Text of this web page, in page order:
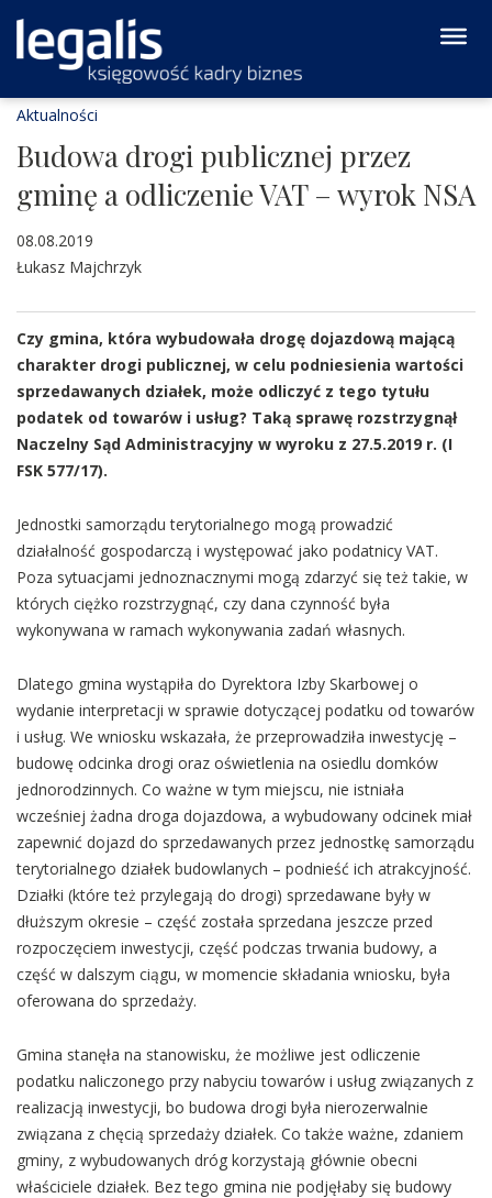
Aktualności
Budowa drogi publicznej przez
gminę a odliczenie VAT – wyrok NSA
08.08.2019
Łukasz Majchrzyk
Czy gmina, która wybudowała drogę dojazdową mającą
charakter drogi publicznej, w celu podniesienia wartości
sprzedawanych działek, może odliczyć z tego tytułu
podatek od towarów i usług? Taką sprawę rozstrzygnął
Naczelny Sąd Administracyjny w wyroku z 27.5.2019 r. (I
FSK 577/17).
Jednostki samorządu terytorialnego mogą prowadzić
działalność gospodarczą i występować jako podatnicy VAT.
Poza sytuacjami jednoznacznymi mogą zdarzyć się też takie, w
których ciężko rozstrzygnąć, czy dana czynność była
wykonywana w ramach wykonywania zadań własnych.
Dlatego gmina wystąpiła do Dyrektora Izby Skarbowej o
wydanie interpretacji w sprawie dotyczącej podatku od towarów
i usług. We wniosku wskazała, że przeprowadziła inwestycję –
budowę odcinka drogi oraz oświetlenia na osiedlu domków
jednorodzinnych. Co ważne w tym miejscu, nie istniała
wcześniej żadna droga dojazdowa, a wybudowany odcinek miał
zapewnić dojazd do sprzedawanych przez jednostkę samorządu
terytorialnego działek budowlanych – podnieść ich atrakcyjność.
Działki (które też przylegają do drogi) sprzedawane były w
dłuższym okresie – część została sprzedana jeszcze przed
rozpoczęciem inwestycji, część podczas trwania budowy, a
część w dalszym ciągu, w momencie składania wniosku, była
oferowana do sprzedaży.
Gmina stanęła na stanowisku, że możliwe jest odliczenie
podatku naliczonego przy nabyciu towarów i usług związanych z
realizacją inwestycji, bo budowa drogi była nierozerwalnie
związana z chęcią sprzedaży działek. Co także ważne, zdaniem
gminy, z wybudowanych dróg korzystają głównie obecni
właściciele działek. Bez tego gmina nie podjęłaby się budowy